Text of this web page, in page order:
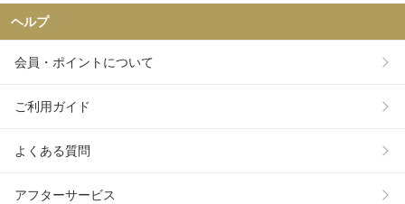
ヘルプ
会員・ポイントについて
ご利用ガイド
よくある質問
アフターサービス